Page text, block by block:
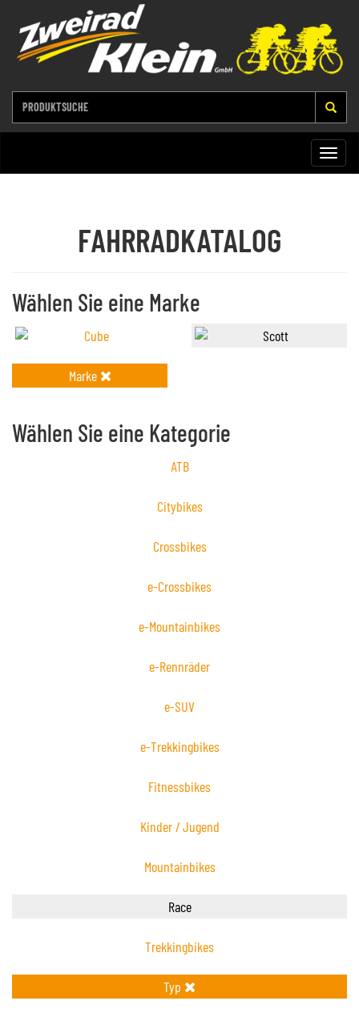
Toggle
FAHRRADKATALOG
Wählen Sie eine Marke
Marke
Wählen Sie eine Kategorie
ATB
Citybikes
Crossbikes
e-Crossbikes
e-Mountainbikes
e-Rennräder
e-SUV
e-Trekkingbikes
Fitnessbikes
Kinder / Jugend
Mountainbikes
Race
Trekkingbikes
Typ